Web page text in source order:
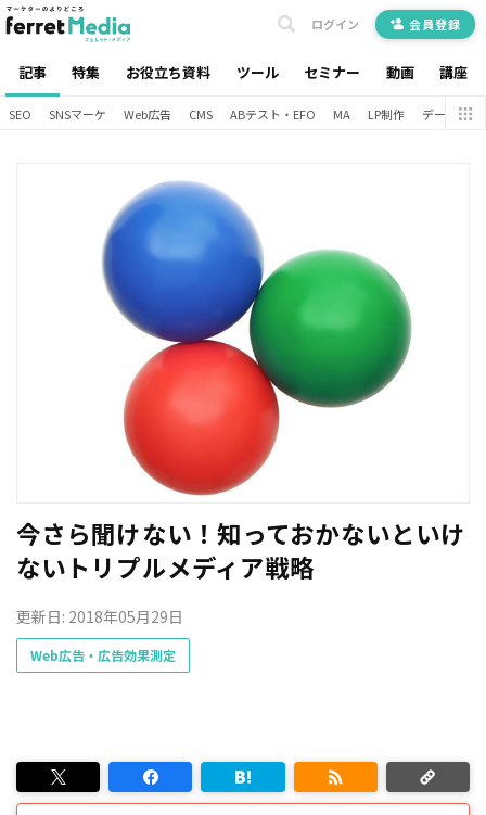
記事 特集 お役立ち資料 ツール セミナー 動画 講座
ログイン 会員登録
SEO SNSマーケ Web広告 CMS ABテスト・EFO MA LP制作 データ分析
今さら聞けない！知っておかないといけ
ないトリプルメディア戦略
更新日: 2018年05月29日
Web広告・広告効果測定